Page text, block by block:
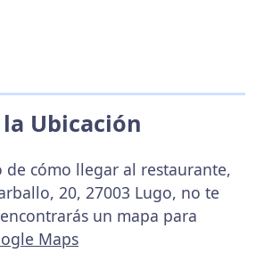
Ubicación
de cómo llegar al restaurante,
20, 27003 Lugo, no te
un mapa para
Maps